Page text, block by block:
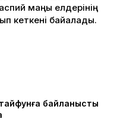
маңы елдерінің
кеткені байқалады.
байланысты